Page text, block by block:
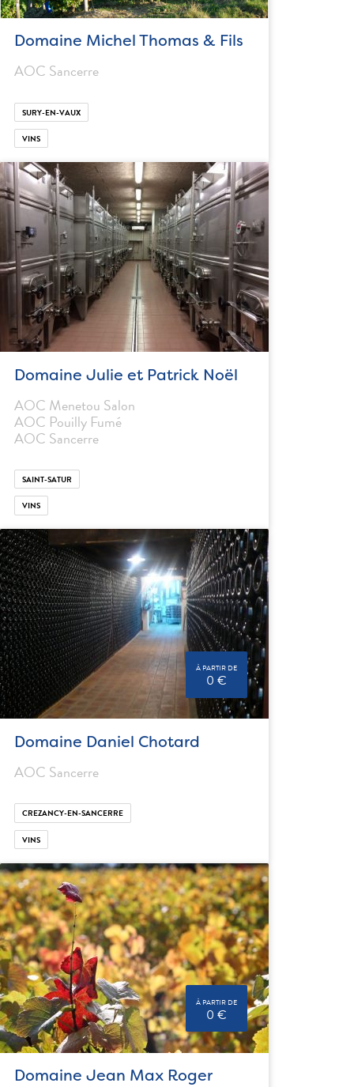
Domaine Michel Thomas & Fils
AOC Sancerre
SURY-EN-VAUX
VINS
Domaine Julie et Patrick Noël
AOC Menetou Salon
AOC Pouilly Fumé
AOC Sancerre
SAINT-SATUR
VINS
À PARTIR DE
0 €
Domaine Daniel Chotard
AOC Sancerre
CREZANCY-EN-SANCERRE
VINS
À PARTIR DE
0 €
Domaine Jean Max Roger